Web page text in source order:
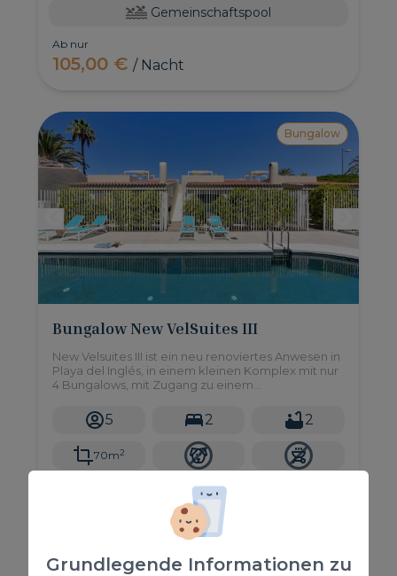
Gemeinschaftspool
Ab nur
105,00 €/ Nacht
Bungalow
Bungalow New VelSuites III
New Velsuites III ist ein neu renoviertes Anwesen in
Playa del Inglés, in einem kleinen Komplex mit nur
4 Bungalows, mit Zugang zu einem
Kapazität für bis zu 5 Personen.
5 2 2
70m2
Gemeinschaftspool
/ Nacht
Grundlegende Informationen zu